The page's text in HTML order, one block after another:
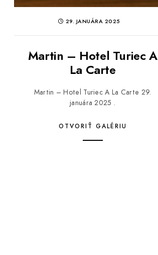
29. JANUÁRA 2025
Martin – Hotel Turiec A
La Carte
Martin – Hotel Turiec A La Carte 29.
januára 2025 .
OTVORIŤ GALÉRIU